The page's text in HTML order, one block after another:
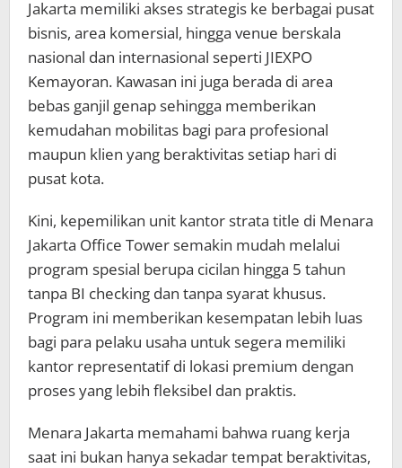
Jakarta memiliki akses strategis ke berbagai pusat
bisnis, area komersial, hingga venue berskala
nasional dan internasional seperti JIEXPO
Kemayoran. Kawasan ini juga berada di area
bebas ganjil genap sehingga memberikan
kemudahan mobilitas bagi para profesional
maupun klien yang beraktivitas setiap hari di
pusat kota.
Kini, kepemilikan unit kantor strata title di Menara
Jakarta Office Tower semakin mudah melalui
program spesial berupa cicilan hingga 5 tahun
tanpa BI checking dan tanpa syarat khusus.
Program ini memberikan kesempatan lebih luas
bagi para pelaku usaha untuk segera memiliki
kantor representatif di lokasi premium dengan
proses yang lebih fleksibel dan praktis.
Menara Jakarta memahami bahwa ruang kerja
saat ini bukan hanya sekadar tempat beraktivitas,